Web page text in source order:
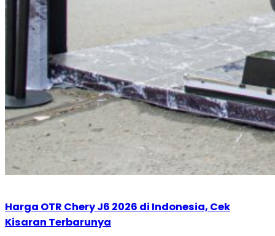
Harga OTR Chery J6 2026 di Indonesia, Cek
Kisaran Terbarunya